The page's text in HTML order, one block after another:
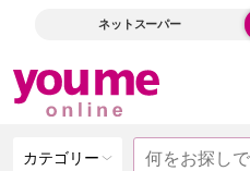
ネットスーパー
カテゴリー